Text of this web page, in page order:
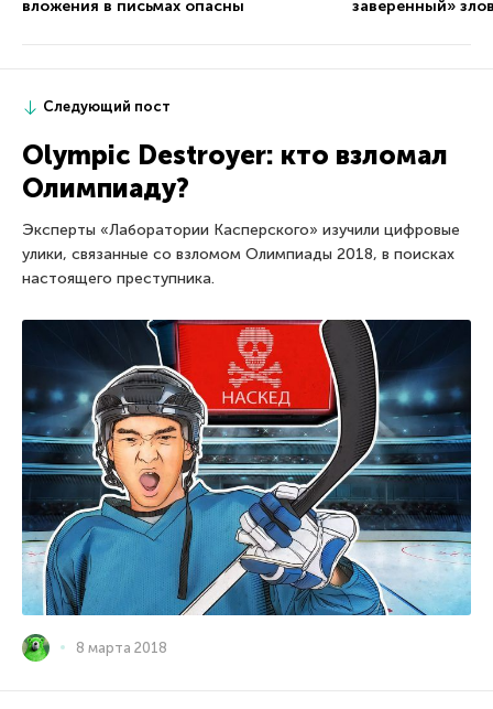
вложения в письмах опасны заверенный»
Следующий пост
Olympic Destroyer: кто взломал
Олимпиаду?
Эксперты «Лаборатории Касперского» изучили цифровые
улики, связанные со взломом Олимпиады 2018, в поисках
настоящего преступника.
8 марта 2018